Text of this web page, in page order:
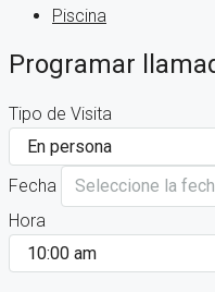
Piscina
Programar
Tipo de Visita
Fecha
Hora